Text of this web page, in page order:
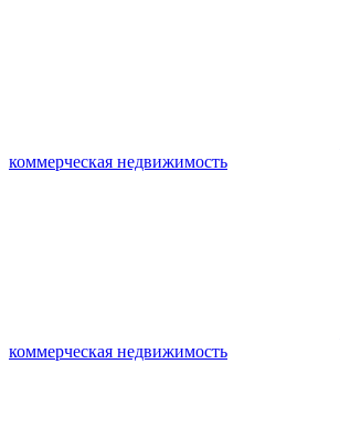
коммерческая недвижимость
коммерческая недвижимость